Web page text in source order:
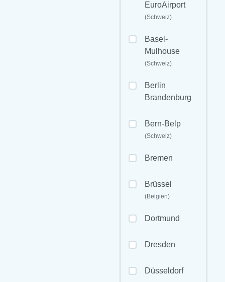
EuroAirport
(Schweiz)
Basel-
Mulhouse
(Schweiz)
Berlin
Brandenburg
Bern-Belp
(Schweiz)
Bremen
Brüssel
(Belgien)
Dortmund
Dresden
Düsseldorf